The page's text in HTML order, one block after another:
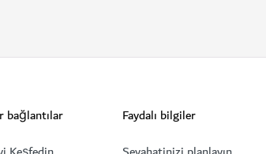
bağlantılar
Faydalı bilgiler